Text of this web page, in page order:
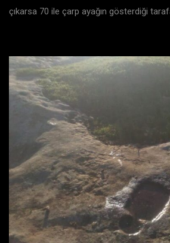
çıkarsa 70 ile çarp ayağın gösterdiği